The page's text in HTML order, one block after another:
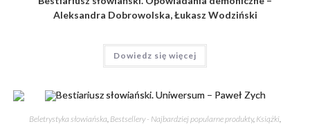
Aleksandra Dobrowolska, Łukasz Wodziński
Dowiedz się więcej
Beletrystyka słowiańska, Bestsellery - Najbardziej popularne produkty, Książki,